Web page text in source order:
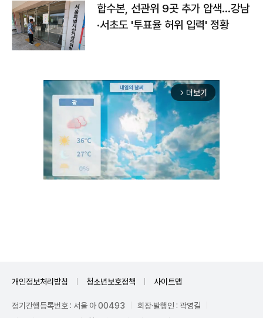
합수본, 선관위 9곳 추가 압색…강남
·서초도 '투표율 허위 입력' 정황
arrow_forward_ios 더보기
개인정보처리방침 청소년보호정책 사이트맵
정기간행등록번호 : 서울 아 00493
회장·발행인 : 곽영길